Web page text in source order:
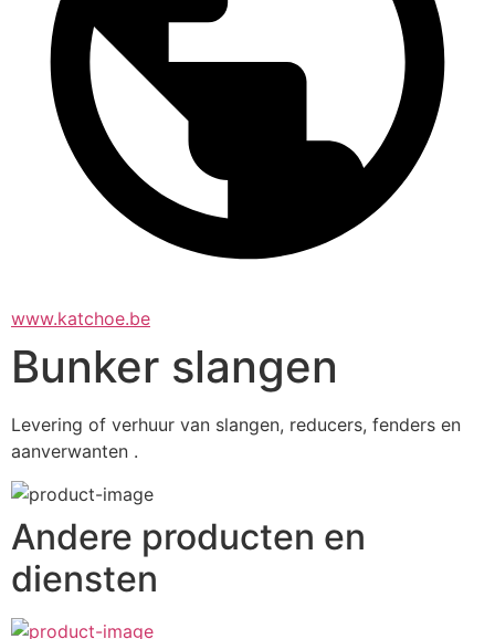
www.katchoe.be
Bunker slangen
Levering of verhuur van slangen, reducers, fenders en
aanverwanten .
Andere producten en
diensten